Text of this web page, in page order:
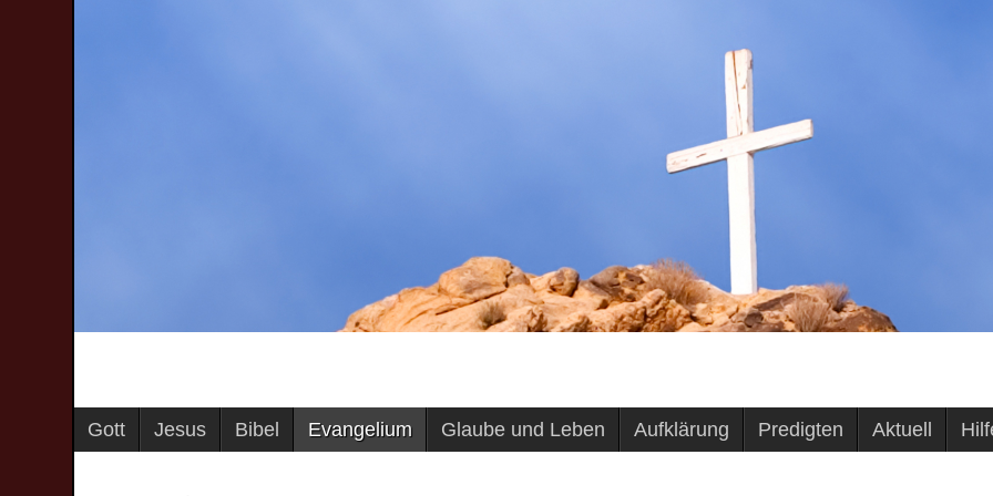
Gott Jesus Bibel Evangelium Glaube und Leben Aufklärung Predigten Aktuell